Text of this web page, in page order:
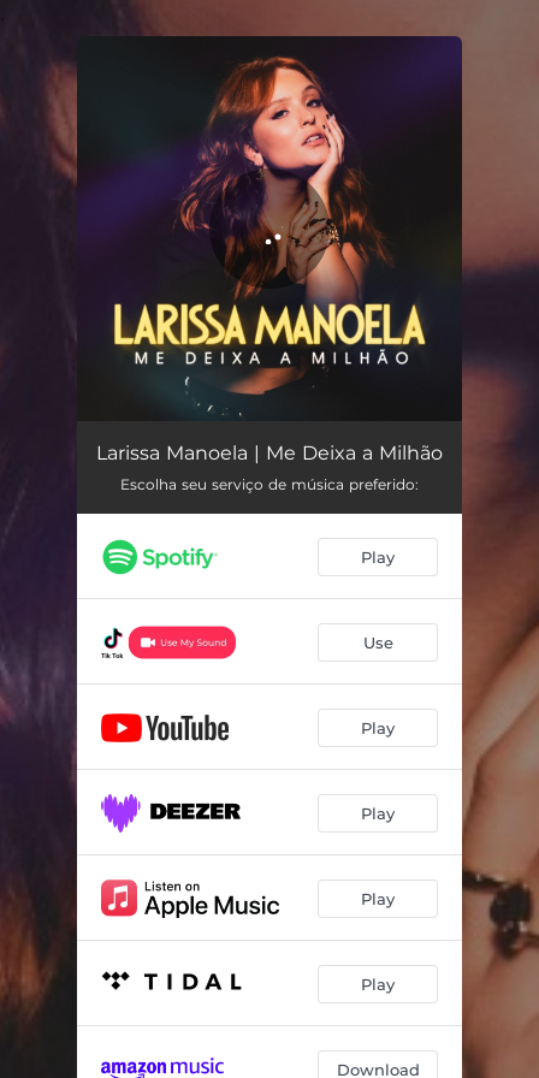
You're all set!
Me Deixa a Milhão 02:16
Larissa Manoela | Me Deixa a Milhão
Escolha seu serviço de música preferido:
Play
Use
Play
Play
Play
Play
Download